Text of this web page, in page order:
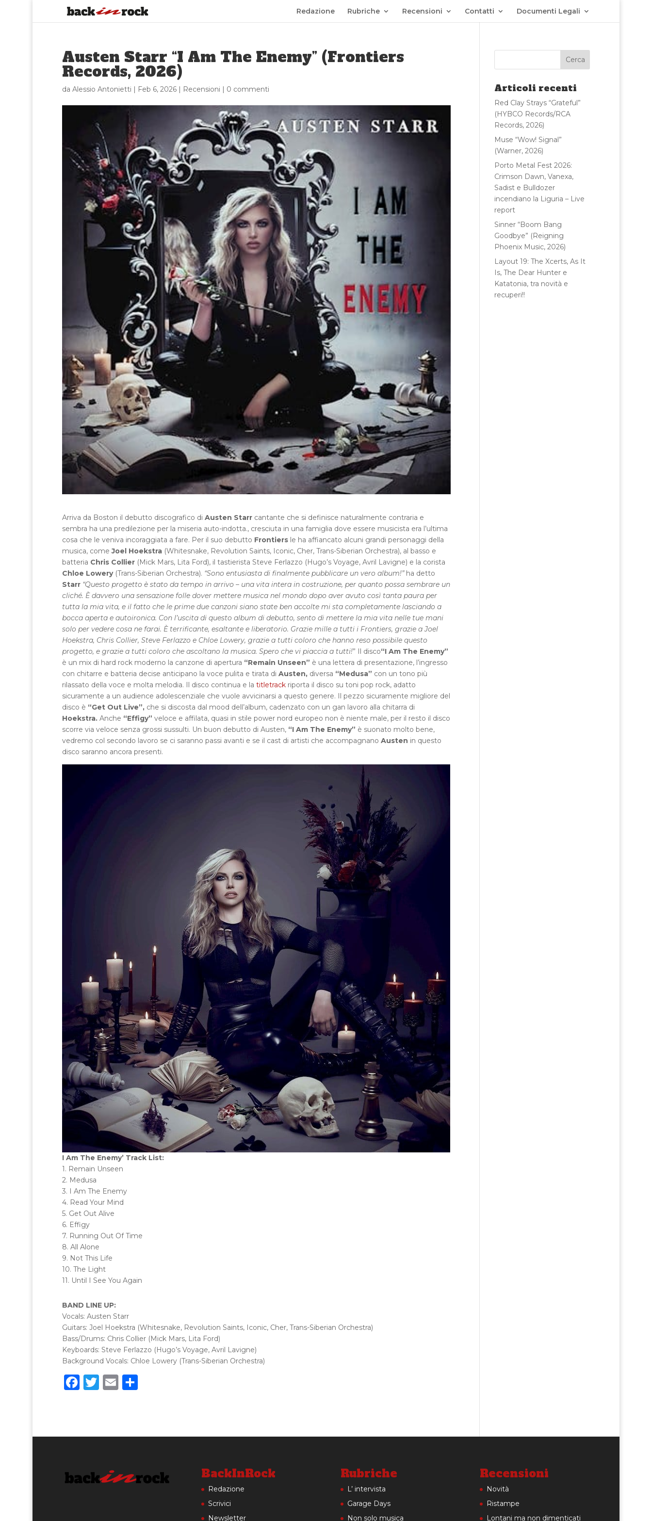
Redazione Rubriche Recensioni Contatti Documenti Legali
Austen Starr “I Am The Enemy” (Frontiers
Records, 2026)
da Alessio Antonietti | Feb 6, 2026| Recensioni | 0 commenti
Arriva da Boston il debutto discografico di Austen Starr cantante che si definisce naturalmente contraria e
sembra ha una predilezione per la miseria auto-indotta., cresciuta in una famiglia dove essere musicista era l’ultima
cosa che le veniva incoraggiata a fare. Per il suo debutto Frontiersle ha affiancato alcuni grandi personaggi della
musica, comeJoel Hoekstra (Whitesnake, Revolution Saints, Iconic, Cher, Trans-Siberian Orchestra), al basso e
batteria Chris Collier (Mick Mars, Lita Ford), il tastierista Steve Ferlazzo (Hugo’s Voyage, Avril Lavigne) e la corista
Chloe Lowery (Trans-Siberian Orchestra). “Sono entusiasta di finalmente pubblicare un vero album!” ha detto
Starr “Questo progetto è stato da tempo in arrivo – una vita intera in costruzione, per quanto possa sembrare un
cliché. È davvero una sensazione folle dover mettere musica nel mondo dopo aver avuto così tanta paura per
tutta la mia vita, e il fatto che le prime due canzoni siano state ben accolte mi sta completamente lasciando a
bocca aperta e autoironica. Con l’uscita di questo album di debutto, sento di mettere la mia vita nelle tue mani
solo per vedere cosa ne farai. È terrificante, esaltante e liberatorio. Grazie mille a tutti i Frontiers, grazie a Joel
Hoekstra, Chris Collier, Steve Ferlazzo e Chloe Lowery, grazie a tutti coloro che hanno reso possibile questo
progetto, e grazie a tutti coloro che ascoltano la musica. Spero che vi piaccia a tutti!” Il disco“I Am The Enemy”
è un mix di hard rock moderno la canzone di apertura “Remain Unseen” è una lettera di presentazione, l’ingresso
con chitarre e batteria decise anticipano la voce pulita e tirata di Austen, diversa “Medusa” con un tono più
rilassato della voce e molta melodia. Il disco continua e la titletrackriporta il disco su toni pop rock, adatto
sicuramente a un audience adolescenziale che vuole avvicinarsi a questo genere. Il pezzo sicuramente migliore del
disco è “Get Out Live”, che si discosta dal mood dell’album, cadenzato con un gan lavoro alla chitarra di
Hoekstra.Anche “Effigy” veloce e affilata, quasi in stile power nord europeo non è niente male, per il resto il disco
scorre via veloce senza grossi sussulti. Un buon debutto di Austen, “I Am The Enemy” è suonato molto bene,
vedremo col secondo lavoro se ci saranno passi avanti e se il cast di artisti che accompagnano Austen in questo
disco saranno ancora presenti.
I Am The Enemy’ Track List:
1. Remain Unseen
2. Medusa
3. I Am The Enemy
4. Read Your Mind
5. Get Out Alive
6. Effigy
7. Running Out Of Time
8. All Alone
9. Not This Life
10. The Light
11. Until I See You Again
BAND LINE UP:
Vocals: Austen Starr
Guitars: Joel Hoekstra (Whitesnake, Revolution Saints, Iconic, Cher, Trans-Siberian Orchestra)
Bass/Drums: Chris Collier (Mick Mars, Lita Ford)
Keyboards: Steve Ferlazzo (Hugo’s Voyage, Avril Lavigne)
Background Vocals: Chloe Lowery (Trans-Siberian Orchestra)
F
o
T E C
Articoli recenti
Red Clay Strays “Grateful”
(HYBCO Records/RCA
Records, 2026)
Muse “Wow! Signal”
(Warner, 2026)
Porto Metal Fest 2026:
Crimson Dawn, Vanexa,
Sadist e Bulldozer
incendiano la Liguria – Live
report
Sinner “Boom Bang
Goodbye” (Reigning
Phoenix Music, 2026)
Layout 19: The Xcerts, As It
Is, The Dear Hunter e
Katatonia, tra novità e
recuperi!!
BackInRock
Redazione
Scrivici
Newsletter
Rubriche
L’ intervista
Garage Days
Non solo musica
Recensioni
Novità
Ristampe
Lontani ma non dimenticati